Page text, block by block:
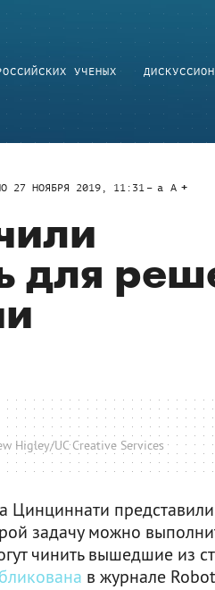
УЧЕНЫХ
27 НОЯБРЯ 2019, 11:31 a A
для
Higley/UC Creative Services
Цинциннати
задачу можно
чинить вышедшие из
в журнале